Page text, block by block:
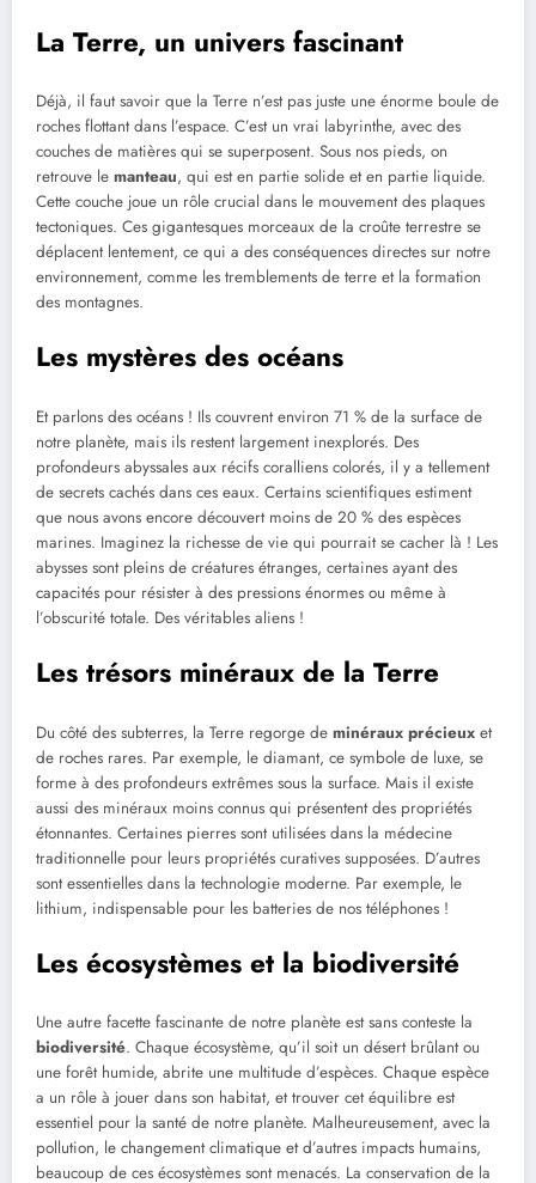
La Terre, un univers fascinant
Déjà, il faut savoir que la Terre n’est pas juste une énorme boule de
roches flottant dans l’espace. C’est un vrai labyrinthe, avec des
couches de matières qui se superposent. Sous nos pieds, on
retrouve le manteau, qui est en partie solide et en partie liquide.
Cette couche joue un rôle crucial dans le mouvement des plaques
tectoniques. Ces gigantesques morceaux de la croûte terrestre se
déplacent lentement, ce qui a des conséquences directes sur notre
environnement, comme les tremblements de terre et la formation
des montagnes.
Les mystères des océans
Et parlons des océans ! Ils couvrent environ 71 % de la surface de
notre planète, mais ils restent largement inexplorés. Des
profondeurs abyssales aux récifs coralliens colorés, il y a tellement
de secrets cachés dans ces eaux. Certains scientifiques estiment
que nous avons encore découvert moins de 20 % des espèces
marines. Imaginez la richesse de vie qui pourrait se cacher là ! Les
abysses sont pleins de créatures étranges, certaines ayant des
capacités pour résister à des pressions énormes ou même à
l’obscurité totale. Des véritables aliens !
Les trésors minéraux de la Terre
Du côté des subterres, la Terre regorge de minéraux précieux et
de roches rares. Par exemple, le diamant, ce symbole de luxe, se
forme à des profondeurs extrêmes sous la surface. Mais il existe
aussi des minéraux moins connus qui présentent des propriétés
étonnantes. Certaines pierres sont utilisées dans la médecine
traditionnelle pour leurs propriétés curatives supposées. D’autres
sont essentielles dans la technologie moderne. Par exemple, le
lithium, indispensable pour les batteries de nos téléphones !
Les écosystèmes et la biodiversité
Une autre facette fascinante de notre planète est sans conteste la
biodiversité. Chaque écosystème, qu’il soit un désert brûlant ou
une forêt humide, abrite une multitude d’espèces. Chaque espèce
a un rôle à jouer dans son habitat, et trouver cet équilibre est
essentiel pour la santé de notre planète. Malheureusement, avec la
pollution, le changement climatique et d’autres impacts humains,
beaucoup de ces écosystèmes sont menacés. La conservation de la